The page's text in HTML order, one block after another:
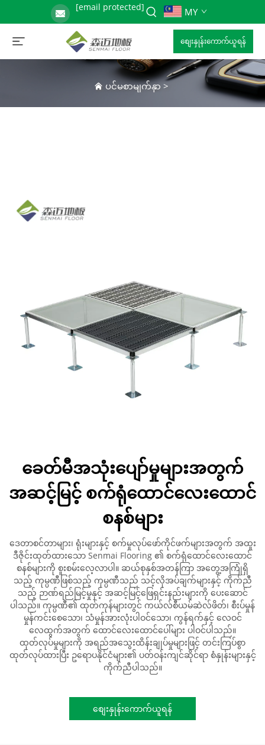
[email protected] MY
စျေးနှုန်းကောက်ယူရန်
ပင်မစာမျက်နှာ >
ခေတ်မီအသုံးပျော်မှုများအတွက်
အဆင့်မြင့် စက်ရုံထောင်လေးထောင်
စနစ်များ
ဒေတာစင်တာများ၊ ရုံးများနှင့် စက်မှုလုပ်ဖော်ကိုင်ဖက်များအတွက် အထူး
ဒီဇိုင်းထုတ်ထားသော Senmai Flooring ၏ စက်ရုံထောင်လေးထောင်
စနစ်များကို စူးစမ်းလေ့လာပါ။ ဆယ်စုနှစ်အတန်ကြာ အတွေ့အကြုံရှိ
သည့် ကုမ္ပဏီဖြစ်သည့် ကုမ္ပဏီသည် သင့်လိုအပ်ချက်များနှင့် ကိုက်ညီ
သည့် ဉာဏ်ရည်မြင့်မှုနှင့် အဆင့်မြင့်ဖြေရှင်းနည်းများကို ပေးဆောင်
ပါသည်။ ကုမ္ပဏီ၏ ထုတ်ကုန်များတွင် ကယ်လ်စီယမ်ဆဲလ်ဖိတ်၊ စီးပ်မှုန်
မှုန်ကင်းစေသော၊ သံမှုန်အားလုံးပါဝင်သော၊ ကွန်ရက်နှင့် လေဝင်
လေထွက်အတွက် ထောင်လေးထောင်ပေါ်များ ပါဝင်ပါသည်။
ထုတ်လုပ်မှုများကို အရည်အသွေးထိန်းချုပ်မှုများဖြင့် တင်းကြပ်စွာ
ထုတ်လုပ်ထားပြီး ဥရောပနိုင်ငံများ၏ ပတ်ဝန်းကျင်ဆိုင်ရာ စံနှုန်းများနှင့်
ကိုက်ညီပါသည်။
စျေးနှုန်းကောက်ယူရန်